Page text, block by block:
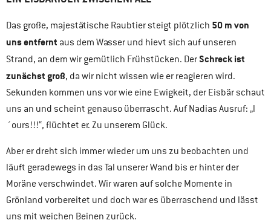
Das große, majestätische Raubtier steigt plötzlich 50 m von
uns entfernt aus dem Wasser und hievt sich auf unseren
Strand, an dem wir gemütlich Frühstücken. DerSchreck ist
zunächst groß, da wir nicht wissen wie er reagieren wird.
Sekunden kommen uns vor wie eine Ewigkeit, der Eisbär schaut
uns an und scheint genauso überrascht. Auf Nadias Ausruf: „l
´ours!!!“, flüchtet er. Zu unserem Glück.
Aber er dreht sich immer wieder um uns zu beobachten und
läuft geradewegs in das Tal unserer Wand bis er hinter der
Moräne verschwindet. Wir waren auf solche Momente in
Grönland vorbereitet und doch war es überraschend und lässt
uns mit weichen Beinen zurück.